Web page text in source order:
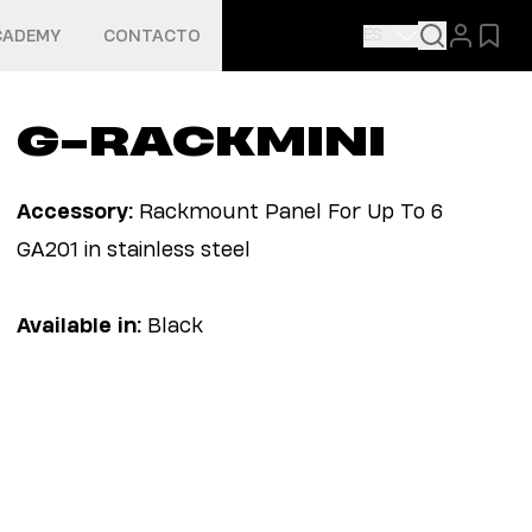
CONTACTO ES
G-RACKMINI
Accessory: Rackmount Panel For Up To 6
GA201 in stainless steel
Available in: Black